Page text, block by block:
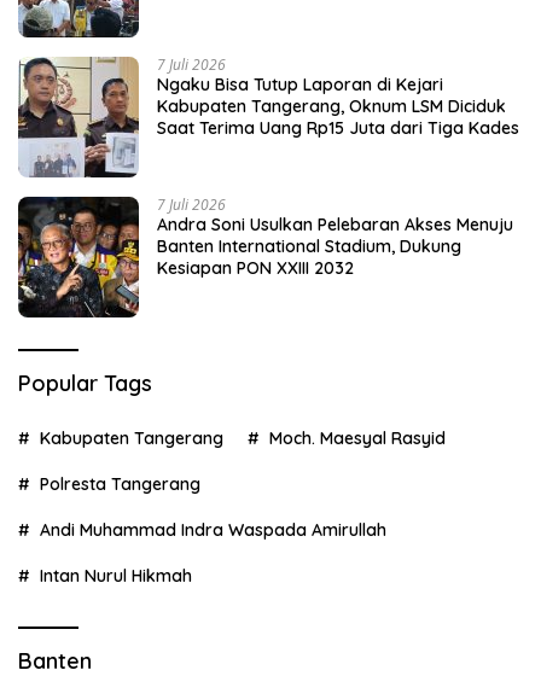
7 Juli 2026
Ngaku Bisa Tutup Laporan di Kejari
Kabupaten Tangerang, Oknum LSM Diciduk
Saat Terima Uang Rp15 Juta dari Tiga Kades
7 Juli 2026
Andra Soni Usulkan Pelebaran Akses Menuju
Banten International Stadium, Dukung
Kesiapan PON XXIII 2032
Popular Tags
Kabupaten Tangerang Moch. Maesyal Rasyid
Polresta Tangerang
Andi Muhammad Indra Waspada Amirullah
Intan Nurul Hikmah
Banten